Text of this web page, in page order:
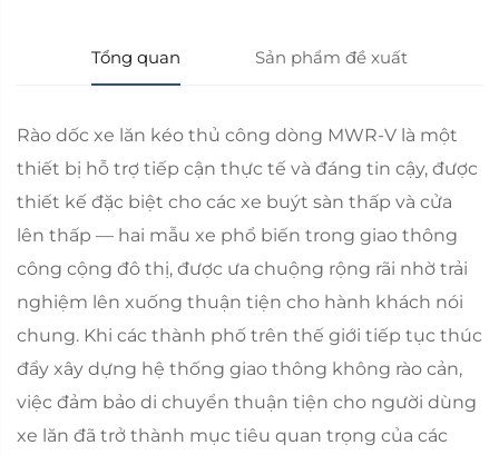
Tổng quan Sản phẩm đề xuất
Rào dốc xe lăn kéo thủ công dòng MWR-V là một
thiết bị hỗ trợ tiếp cận thực tế và đáng tin cậy, được
thiết kế đặc biệt cho các xe buýt sàn thấp và cửa
lên thấp — hai mẫu xe phổ biến trong giao thông
công cộng đô thị, được ưa chuộng rộng rãi nhờ trải
nghiệm lên xuống thuận tiện cho hành khách nói
chung. Khi các thành phố trên thế giới tiếp tục thúc
đẩy xây dựng hệ thống giao thông không rào cản,
việc đảm bảo di chuyển thuận tiện cho người dùng
xe lăn đã trở thành mục tiêu quan trọng của các